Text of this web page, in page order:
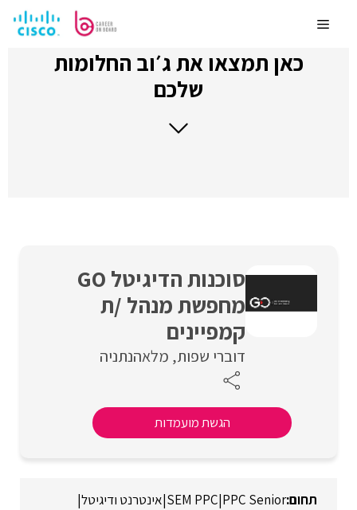
לתוכןMenu
כאן תמצאו את ג׳וב החלומות
שלכם
סוכנות הדיגיטל GO
מחפשת מנהל /ת
קמפיינים
דוברי שפות מלאהנתניה
הגשת מועמדות
PPC Senior
|
SEM PPC
|אינטרנט ודיגיטל|